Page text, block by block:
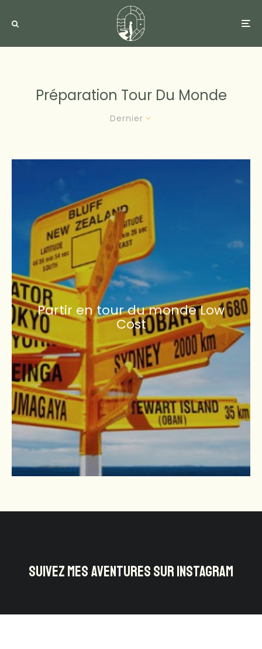
Préparation Tour Du Monde
Dernier
Partir en tour du monde Low
Cost
SUIVEZ MES AVENTURES SUR INSTAGRAM